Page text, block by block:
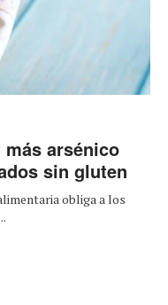
arsénico
sin gluten
obliga a los